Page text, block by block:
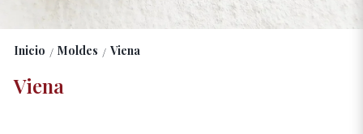
Inicio / Moldes / Viena
Viena